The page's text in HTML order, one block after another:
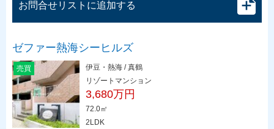
お問合せリストに追加する
ゼファー熱海シーヒルズ
売買
伊豆・熱海 / 真鶴
リゾートマンション
3,680万円
72.0㎡
2LDK